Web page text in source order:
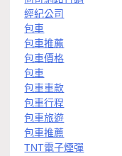
經紀公司
包車
包車推薦
包車價格
包車
包車車款
包車行程
包車旅遊
包車推薦
TNT電子煙彈